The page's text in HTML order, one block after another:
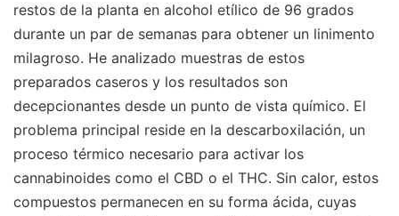
restos de la planta en alcohol etílico de 96 grados
durante un par de semanas para obtener un linimento
milagroso. He analizado muestras de estos
preparados caseros y los resultados son
decepcionantes desde un punto de vista químico. El
problema principal reside en la descarboxilación, un
proceso térmico necesario para activar los
cannabinoides como el CBD o el THC. Sin calor, estos
compuestos permanecen en su forma ácida, cuyas